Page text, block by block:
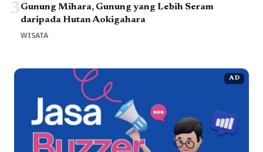
3Gunung Mihara, Gunung yang Lebih Seram
daripada Hutan Aokigahara
WISATA
AD